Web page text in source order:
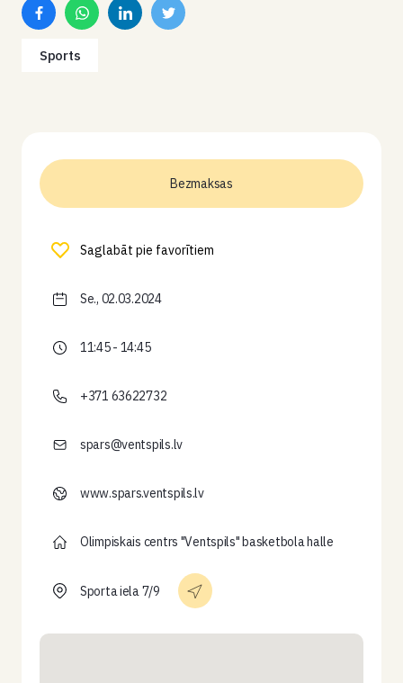
Sports
Bezmaksas
Saglabāt pie favorītiem
Se., 02.03.2024
11:45 - 14:45
+371 63622732
spars@ventspils.lv
www.spars.ventspils.lv
Olimpiskais centrs "Ventspils" basketbola halle
Sporta iela 7/9